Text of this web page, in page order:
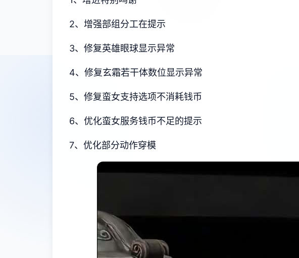
2、增强部组分工在提示
3、修复英雄眼球显示异常
4、修复玄霜若干体数位显示异常
5、修复蛮女支持选项不消耗钱币
6、优化蛮女服务钱币不足的提示
7、优化部分动作穿模